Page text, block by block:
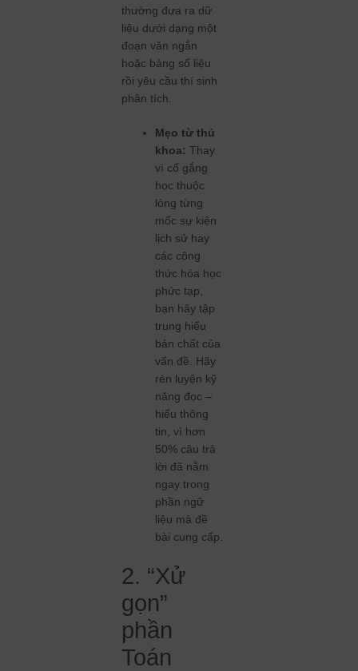
thường đưa ra dữ
liệu dưới dạng một
đoạn văn ngắn
hoặc bảng số liệu
rồi yêu cầu thí sinh
phân tích.
Mẹo từ thủ
khoa: Thay
vì cố gắng
học thuộc
lòng từng
mốc sự kiện
lịch sử hay
các công
thức hóa học
phức tạp,
bạn hãy tập
trung hiểu
bản chất của
vấn đề. Hãy
rèn luyện kỹ
năng đọc –
hiểu thông
tin, vì hơn
50% câu trả
lời đã nằm
ngay trong
phần ngữ
liệu mà đề
bài cung cấp.
2. “Xử
gọn”
phần
Toán